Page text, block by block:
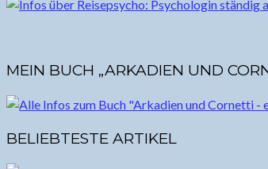
MEIN BUCH „ARKADIEN UND
BELIEBTESTE ARTIKEL